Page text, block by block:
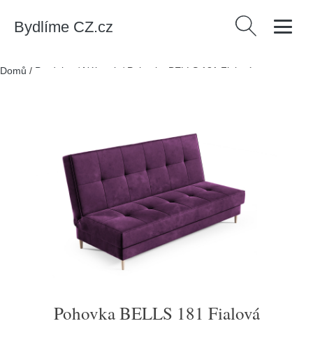
Bydlíme CZ.cz Vyhledávání
Domů / Produkty / Nábytek / Pohovka BELLS 181 Fialová
Pohovka BELLS 181 Fialová